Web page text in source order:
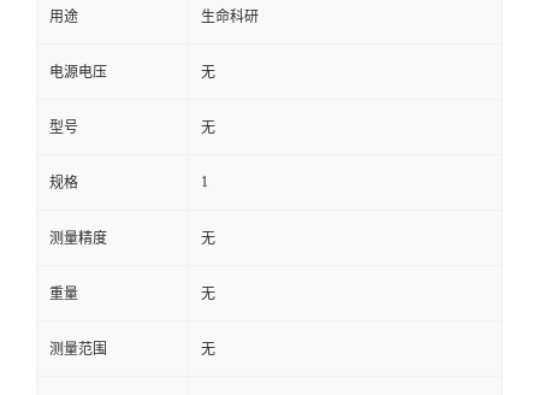
用途 生命科研
电源电压 无
型号 无
规格 1
测量精度 无
重量 无
测量范围 无